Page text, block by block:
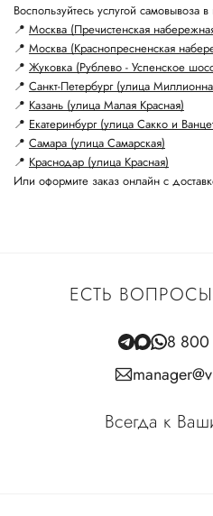
Воспользуйтесь услугой самовывоза
📍 Москва (Пречистенская
📍 Москва (Краснопресненская
📍 Жуковка (Рублево - Успенское
📍 Санкт-Петербург (улица
📍 Казань (улица Малая Красная)
📍 Екатеринбург (улица Сакко и
📍 Самара (улица Самарская)
📍 Краснодар (улица Красная)
Или оформите заказ онлайн с
ЕСТЬ
8 800
Всегда к